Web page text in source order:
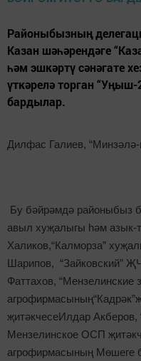
Районыбызның
Казан шәһәрендәге
һәм эшкәртү сәнәгате
үткәрелә торган
бардылар.
Дилфас Галиев,
Бу бәйрәмдә районыбыз
авыл хуҗалыгы һәм азык-
Халиков,“Калморза”
Шарипов, “Зайковский”
Фаттахов, “Мензелинские
җитәкчесеИлдар Акберов,
Мензелинское ОСП
агрофирмасының Мөшеге